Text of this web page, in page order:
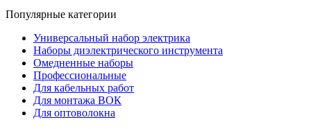
Популярные категории
Универсальный набор электрика
Наборы диэлектрического инструмента
Омедненные наборы
Профессиональные
Для кабельных работ
Для монтажа ВОК
Для оптоволокна